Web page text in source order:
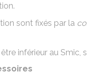
sont fixés par la
inférieur au Smic,